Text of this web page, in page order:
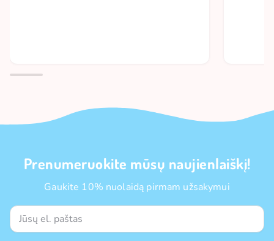
Prenumeruokite mūsų naujienlaiškį!
Gaukite 10% nuolaidą pirmam užsakymui